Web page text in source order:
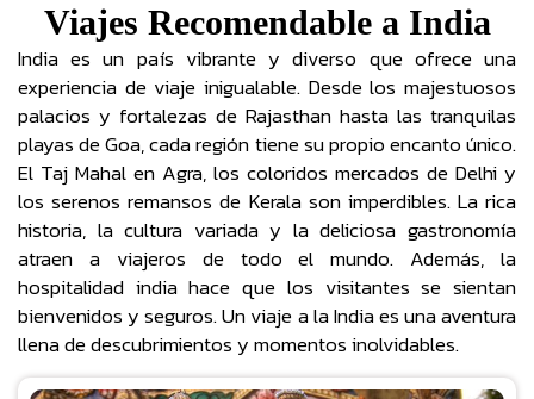
Viajes Recomendable a India
India es un país vibrante y diverso que ofrece una
experiencia de viaje inigualable. Desde los majestuosos
palacios y fortalezas de Rajasthan hasta las tranquilas
playas de Goa, cada región tiene su propio encanto único.
El Taj Mahal en Agra, los coloridos mercados de Delhi y
los serenos remansos de Kerala son imperdibles. La rica
historia, la cultura variada y la deliciosa gastronomía
atraen a viajeros de todo el mundo. Además, la
hospitalidad india hace que los visitantes se sientan
bienvenidos y seguros. Un viaje a la India es una aventura
llena de descubrimientos y momentos inolvidables.